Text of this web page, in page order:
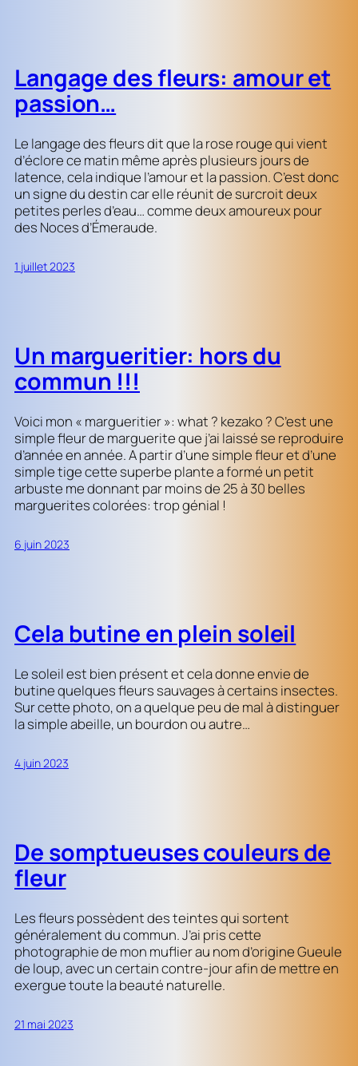
Langage des fleurs: amour et
passion…
Le langage des fleurs dit que la rose rouge qui vient
d’éclore ce matin même après plusieurs jours de
latence, cela indique l’amour et la passion. C’est donc
un signe du destin car elle réunit de surcroit deux
petites perles d’eau… comme deux amoureux pour
des Noces d’Émeraude.
1 juillet 2023
Un margueritier: hors du
commun !!!
Voici mon « margueritier »: what ? kezako ? C’est une
simple fleur de marguerite que j’ai laissé se reproduire
d’année en année. A partir d’une simple fleur et d’une
simple tige cette superbe plante a formé un petit
arbuste me donnant par moins de 25 à 30 belles
marguerites colorées: trop génial !
6 juin 2023
Cela butine en plein soleil
Le soleil est bien présent et cela donne envie de
butine quelques fleurs sauvages à certains insectes.
Sur cette photo, on a quelque peu de mal à distinguer
la simple abeille, un bourdon ou autre…
4 juin 2023
De somptueuses couleurs de
fleur
Les fleurs possèdent des teintes qui sortent
généralement du commun. J’ai pris cette
photographie de mon muflier au nom d’origine Gueule
de loup, avec un certain contre-jour afin de mettre en
exergue toute la beauté naturelle.
21 mai 2023